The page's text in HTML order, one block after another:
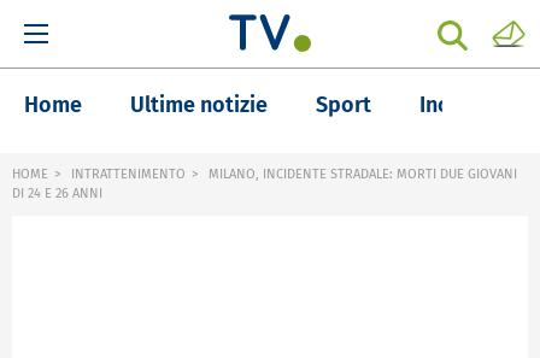
Home Ultime notizie Sport Inchieste
HOME INTRATTENIMENTO
MILANO, INCIDENTE STRADALE: MORTI DUE GIOVANI
DI 24 E 26 ANNI